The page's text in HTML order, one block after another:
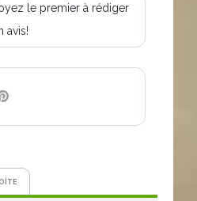
le premier à rédiger
avis!